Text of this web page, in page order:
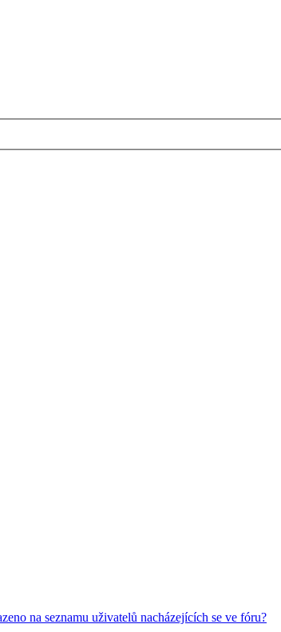
na seznamu uživatelů nacházejících se ve fóru?